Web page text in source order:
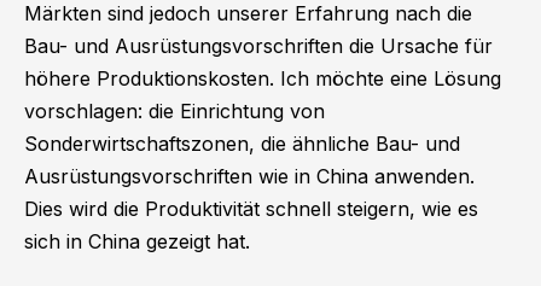
Märkten sind jedoch unserer Erfahrung nach die
Bau- und Ausrüstungsvorschriften die Ursache für
höhere Produktionskosten. Ich möchte eine Lösung
vorschlagen: die Einrichtung von
Sonderwirtschaftszonen, die ähnliche Bau- und
Ausrüstungsvorschriften wie in China anwenden.
Dies wird die Produktivität schnell steigern, wie es
sich in China gezeigt hat.